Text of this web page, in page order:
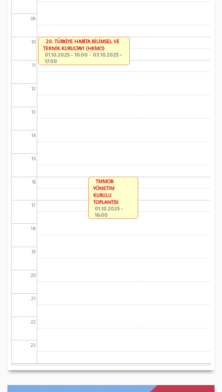
09
10
11
12
13
14
15
16
17
18
19
20
21
22
23
20. TÜRKİYE HARİTA BİLİMSEL VE
TEKNİK KURULTAYI (HKMO)
01.10.2025 - 10:00 - 03.10.2025 -
17:00
TMMOB
YÖNETİM
KURULU
TOPLANTISI
01.10.2025 -
16:00